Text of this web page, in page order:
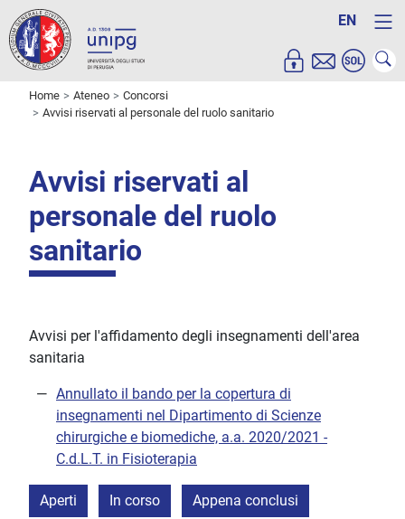
EN
Home Ateneo
Concorsi
Avvisi riservati al personale del ruolo sanitario
Avvisi riservati al
personale del ruolo
sanitario
Avvisi per l'affidamento degli insegnamenti dell'area
sanitaria
Annullato il bando per la copertura di
insegnamenti nel Dipartimento di Scienze
chirurgiche e biomediche, a.a. 2020/2021 -
C.d.L.T. in Fisioterapia
Aperti In corso Appena conclusi